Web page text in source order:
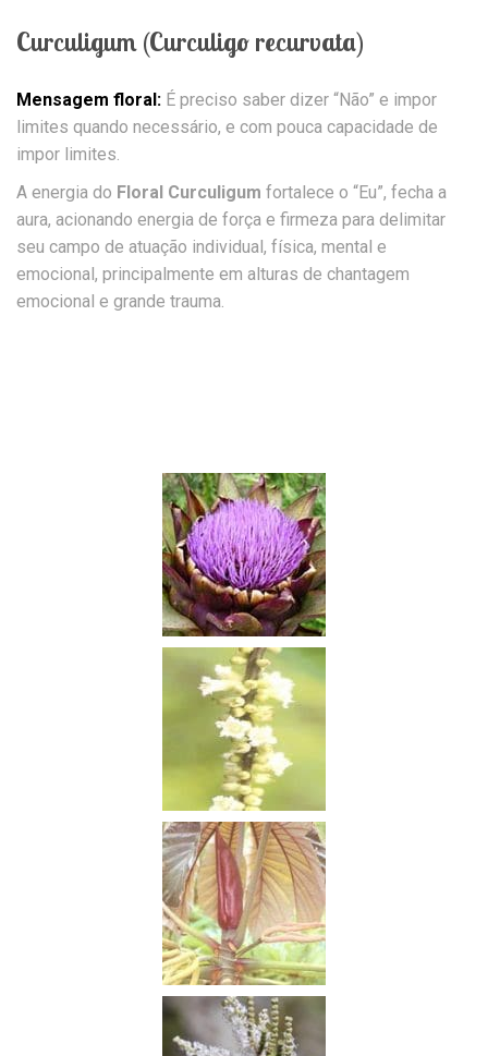
Curculigum (Curculigo recurvata)
Mensagem floral: É preciso saber dizer “Não” e impor
limites quando necessário, e com pouca capacidade de
impor limites.
A energia do Floral Curculigum fortalece o “Eu”, fecha a
aura, acionando energia de força e firmeza para delimitar
seu campo de atuação individual, física, mental e
emocional, principalmente em alturas de chantagem
emocional e grande trauma.